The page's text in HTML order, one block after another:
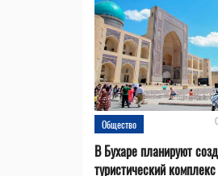
Общество
В Бухаре планируют
туристический